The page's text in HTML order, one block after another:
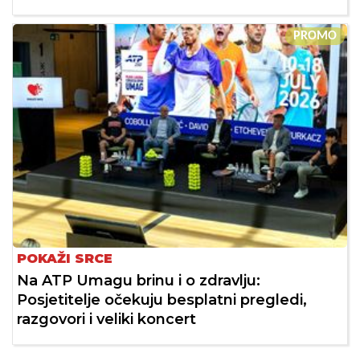
PROMO
POKAŽI SRCE
Na ATP Umagu brinu i o zdravlju:
Posjetitelje očekuju besplatni pregledi,
razgovori i veliki koncert